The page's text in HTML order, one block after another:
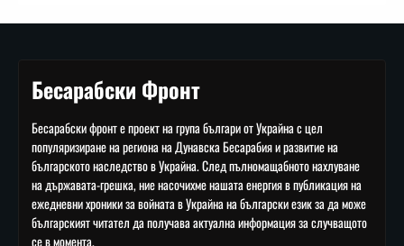
Бесарабски Фронт
Бесарабски фронт е проект на група българи от Украйна с цел
популяризиране на региона на Дунавска Бесарабия и развитие на
българското наследство в Украйна. След пълномащабното нахлуване
на държавата-грешка, ние насочихме нашата енергия в публикация на
ежедневни хроники за войната в Украйна на български език за да може
българският читател да получава актуална информация за случващото
се в момента.